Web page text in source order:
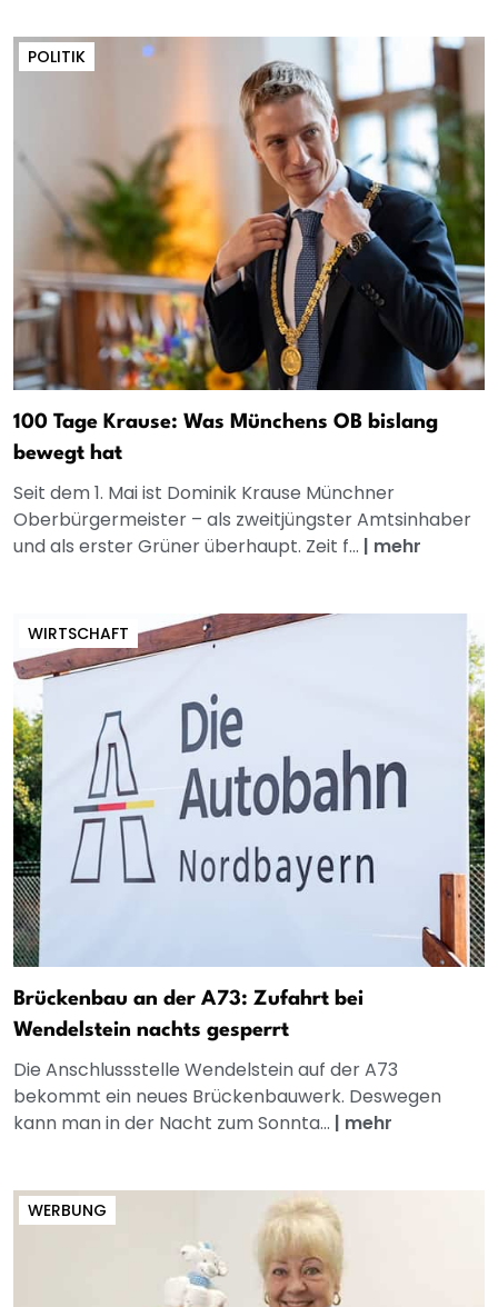
POLITIK
100 Tage Krause: Was Münchens OB bislang
bewegt hat
Seit dem 1. Mai ist Dominik Krause Münchner
Oberbürgermeister – als zweitjüngster Amtsinhaber
und als erster Grüner überhaupt. Zeit f... | mehr
WIRTSCHAFT
Brückenbau an der A73: Zufahrt bei
Wendelstein nachts gesperrt
Die Anschlussstelle Wendelstein auf der A73
bekommt ein neues Brückenbauwerk. Deswegen
kann man in der Nacht zum Sonnta... | mehr
WERBUNG